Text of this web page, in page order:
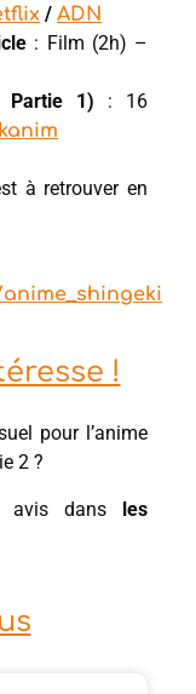
/ ADN
: Film (2h) –
Partie 1) : 16
à retrouver en
!
pour l’anime
2 ?
avis dans les